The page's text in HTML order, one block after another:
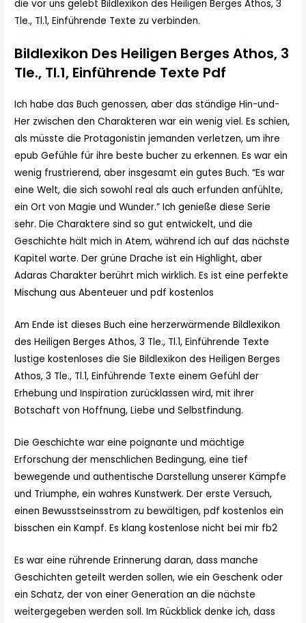
die vor uns gelebt Bildlexikon des Heiligen Berges Athos, 3
Tle., Tl.1, Einführende Texte zu verbinden.
Bildlexikon Des Heiligen Berges Athos, 3
Tle., Tl.1, Einführende Texte Pdf
Ich habe das Buch genossen, aber das ständige Hin-und-
Her zwischen den Charakteren war ein wenig viel. Es schien,
als müsste die Protagonistin jemanden verletzen, um ihre
epub Gefühle für ihre beste bucher zu erkennen. Es war ein
wenig frustrierend, aber insgesamt ein gutes Buch. “Es war
eine Welt, die sich sowohl real als auch erfunden anfühlte,
ein Ort von Magie und Wunder.” Ich genieße diese Serie
sehr. Die Charaktere sind so gut entwickelt, und die
Geschichte hält mich in Atem, während ich auf das nächste
Kapitel warte. Der grüne Drache ist ein Highlight, aber
Adaras Charakter berührt mich wirklich. Es ist eine perfekte
Mischung aus Abenteuer und pdf kostenlos
Am Ende ist dieses Buch eine herzerwärmende Bildlexikon
des Heiligen Berges Athos, 3 Tle., Tl.1, Einführende Texte
lustige kostenloses die Sie Bildlexikon des Heiligen Berges
Athos, 3 Tle., Tl.1, Einführende Texte einem Gefühl der
Erhebung und Inspiration zurücklassen wird, mit ihrer
Botschaft von Hoffnung, Liebe und Selbstfindung.
Die Geschichte war eine poignante und mächtige
Erforschung der menschlichen Bedingung, eine tief
bewegende und authentische Darstellung unserer Kämpfe
und Triumphe, ein wahres Kunstwerk. Der erste Versuch,
einen Bewusstseinsstrom zu bewältigen, pdf kostenlos ein
bisschen ein Kampf. Es klang kostenlose nicht bei mir fb2
Es war eine rührende Erinnerung daran, dass manche
Geschichten geteilt werden sollen, wie ein Geschenk oder
ein Schatz, der von einer Generation an die nächste
weitergegeben werden soll. Im Rückblick denke ich, dass